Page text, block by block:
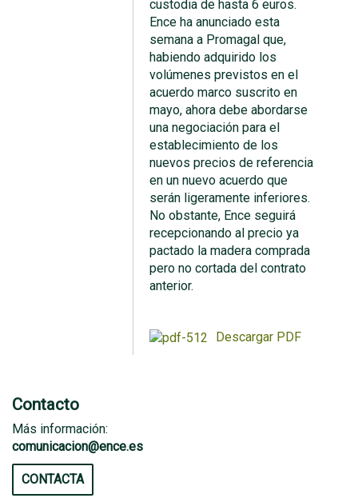
custodia de hasta 6 euros.
Ence ha anunciado esta
semana a Promagal que,
habiendo adquirido los
volúmenes previstos en el
acuerdo marco suscrito en
mayo, ahora debe abordarse
una negociación para el
establecimiento de los
nuevos precios de referencia
en un nuevo acuerdo que
serán ligeramente inferiores.
No obstante, Ence seguirá
recepcionando al precio ya
pactado la madera comprada
pero no cortada del contrato
anterior.
Descargar PDF
Contacto
Más información:
comunicacion@ence.es
CONTACTA